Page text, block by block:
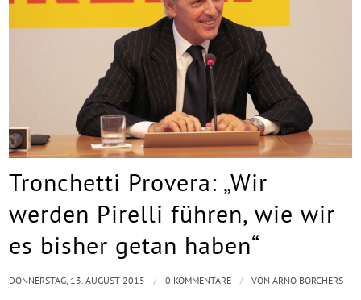
Tronchetti Provera: „Wir
werden Pirelli führen, wie wir
es bisher getan haben“
DONNERSTAG, 13. AUGUST 2015 / 0 KOMMENTARE / VONARNO BORCHERS